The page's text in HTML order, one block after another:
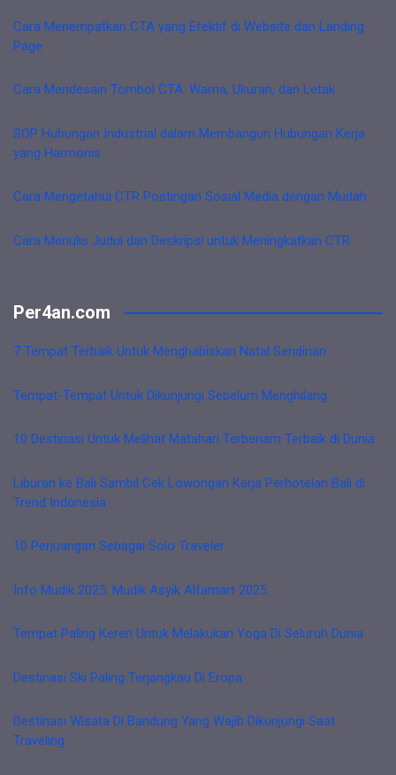
Cara Menempatkan CTA yang Efektif di Website dan Landing
Page
Cara Mendesain Tombol CTA: Warna, Ukuran, dan Letak
SOP Hubungan Industrial dalam Membangun Hubungan Kerja
yang Harmonis
Cara Mengetahui CTR Postingan Sosial Media dengan Mudah
Cara Menulis Judul dan Deskripsi untuk Meningkatkan CTR
Per4an.com
7 Tempat Terbaik Untuk Menghabiskan Natal Sendirian
Tempat-Tempat Untuk Dikunjungi Sebelum Menghilang
10 Destinasi Untuk Melihat Matahari Terbenam Terbaik di Dunia
Liburan ke Bali Sambil Cek Lowongan Kerja Perhotelan Bali di
Trend Indonesia
10 Perjuangan Sebagai Solo Traveler
Info Mudik 2025: Mudik Asyik Alfamart 2025
Tempat Paling Keren Untuk Melakukan Yoga Di Seluruh Dunia
Destinasi Ski Paling Terjangkau Di Eropa
Destinasi Wisata Di Bandung Yang Wajib Dikunjungi Saat
Traveling